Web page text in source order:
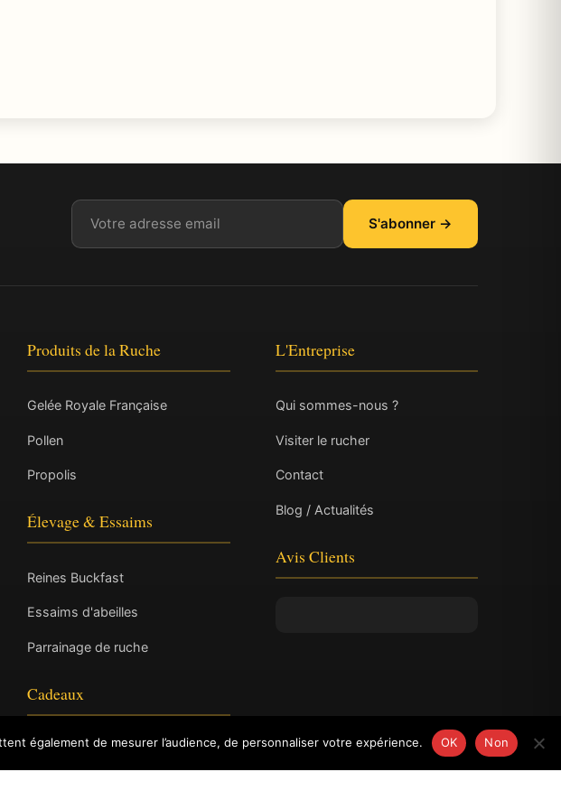
Adresse email
S'abonner →
Produits de la Ruche
Gelée Royale Française
Pollen
Propolis
Élevage & Essaims
Reines Buckfast
Essaims d'abeilles
Parrainage de ruche
Cadeaux
Coffrets cadeaux
L'Entreprise
Qui sommes-nous ?
Visiter le rucher
Contact
Blog / Actualités
Avis Clients
également de mesurer l’audience, de personnaliser votre expérience. OK Non